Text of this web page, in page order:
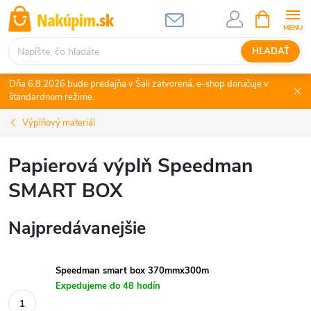
Prejsť
na
obsah
HĽADAŤ
KOŠÍK
Dňa 6.8.2026 bude predajňa v Šali zatvorená, e-shop doručuje v
štandardnom režime.
Výplňový materiál
Papierová výplň Speedman
SMART BOX
Najpredávanejšie
Speedman smart box 370mmx300m
Expedujeme do 48 hodín